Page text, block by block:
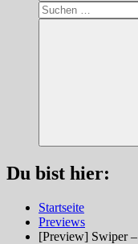
Suchen
nach:
Du bist hier:
Startseite
Previews
[Preview] Swiper